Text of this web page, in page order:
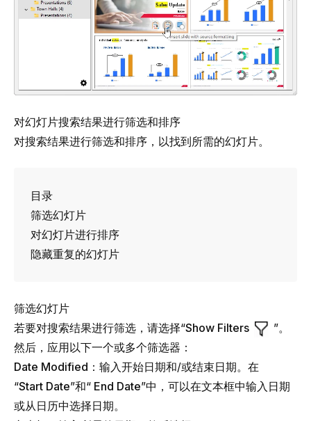
对幻灯片搜索结果进行筛选和排序
对搜索结果进行筛选和排序，以找到所需的幻灯片。
目录
筛选幻灯片
对幻灯片进行排序
隐藏重复的幻灯片
筛选幻灯片
若要对搜索结果进行筛选，请选择“Show Filters
”。
然后，应用以下一个或多个筛选器：
Date Modified ：输入开始日期和/或结束日期。在
“Start Date”和“ End Date”中，可以在文本框中输入日期
或从日历中选择日期。